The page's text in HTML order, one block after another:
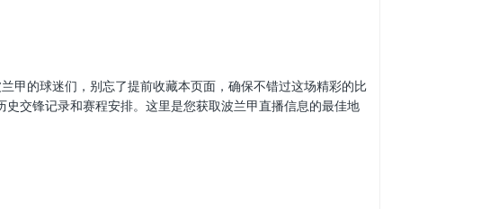
甲的球迷们，别忘了提前收藏本页面，确保不错过这场精彩的比
交锋记录和赛程安排。这里是您获取波兰甲直播信息的最佳地